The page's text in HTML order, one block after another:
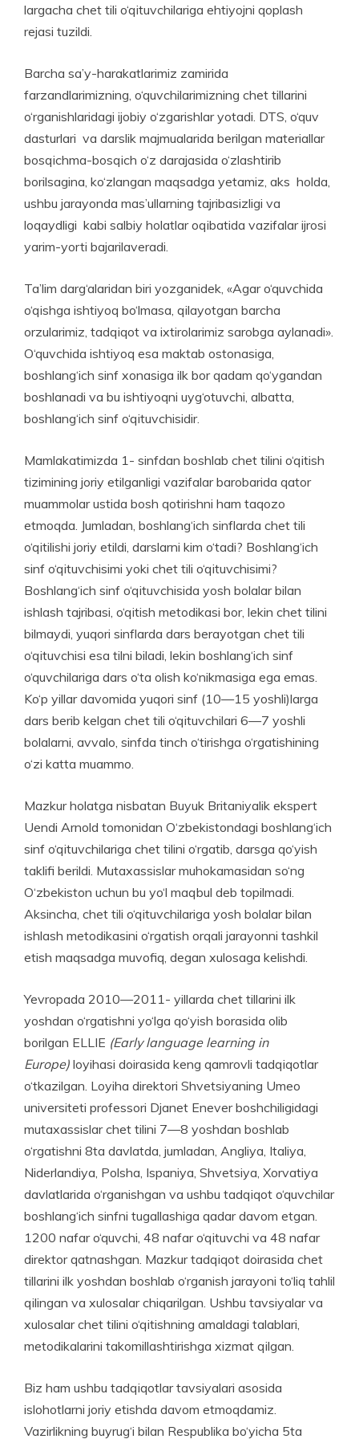
largacha chet tili o‘qituvchilariga ehtiyojni qoplash
rejasi tuzildi.
Barcha sa’y-harakatlarimiz zamirida
farzandlarimizning, o‘quv­chi­larimizning chet tillarini
o‘rganish­laridagi ijobiy o‘zgarishlar yotadi. DTS, o‘quv
dasturlari va darslik majmualarida berilgan materiallar
bosqichma-bosqich o‘z darajasida o‘zlashtirib
borilsagina, ko‘zlangan maqsadga yetamiz, aks holda,
ushbu jarayonda mas’ullarning tajribasizligi va
loqaydligi kabi salbiy holatlar oqibatida vazifalar ijrosi
yarim-yorti bajarilaveradi.
Ta’lim darg‘alaridan biri yozga­nidek, «Agar o‘quvchida
o‘qishga ishtiyoq bo‘lmasa, qilayotgan barcha
orzularimiz, tadqiqot va ixtirolarimiz sarobga aylanadi».
O‘quvchida ishtiyoq esa maktab ostonasiga,
boshlang‘ich sinf xonasiga ilk bor qadam qo‘ygandan
boshlanadi va bu ishtiyoqni uyg‘otuvchi, albatta,
boshlang‘ich sinf o‘qituvchisidir.
Mamlakatimizda 1- sinfdan boshlab chet tilini o‘qitish
tizimining joriy etilganligi vazifalar barobarida qator
muammolar ustida bosh qotirishni ham taqozo
etmoqda. Jumladan, boshlang‘ich sinflarda chet tili
o‘qitilishi joriy etildi, darslarni kim o‘tadi? Boshlang‘ich
sinf o‘qituvchisimi yoki chet tili o‘qituvchisimi?
Boshlang‘ich sinf o‘qituvchisida yosh bolalar bilan
ishlash tajribasi, o‘qitish metodikasi bor, lekin chet tilini
bilmaydi, yuqori sinflarda dars berayotgan chet tili
o‘qituvchisi esa tilni biladi, lekin boshlang‘ich sinf
o‘quvchilariga dars o‘ta olish ko‘nikmasiga ega emas.
Ko‘p yillar davomida yuqori sinf (10—15 yoshli)larga
dars berib kelgan chet tili o‘qituvchilari 6—7 yoshli
bolalarni, avvalo, sinfda tinch o‘tirishga o‘rgatishining
o‘zi katta muammo.
Mazkur holatga nisbatan Buyuk Britaniyalik ekspert
Uendi Arnold tomonidan O‘zbekistondagi boshlan­g‘ich
sinf o‘qituvchilariga chet tilini o‘rgatib, darsga qo‘yish
taklifi berildi. Mutaxassislar muhokamasi­dan so‘ng
O‘zbekiston uchun bu yo‘l maqbul deb topilmadi.
Aksincha, chet tili o‘qituvchilariga yosh bolalar bilan
ishlash metodikasini o‘rgatish orqali jarayonni tashkil
etish maqsadga muvofiq, degan xulosaga kelishdi.
Yevropada 2010—2011- yillarda chet tillarini ilk
yoshdan o‘rgatishni yo‘lga qo‘yish borasida olib
borilgan ELLIE (Early language learning in
Europe) loyihasi doirasida keng qamrovli tadqiqotlar
o‘tkazilgan. Loyiha direktori Shvetsiyaning Umeo
universiteti professori Djanet Enever boshchiligidagi
mutaxassislar chet tilini 7—8 yoshdan boshlab
o‘rgatishni 8ta davlatda, jumladan, Angliya, Italiya,
Niderlandiya, Polsha, Ispaniya, Shvetsiya, Xorvatiya
davlatlarida o‘rganishgan va ushbu tadqiqot o‘quvchilar
boshlang‘ich sinfni tugallashiga qadar davom etgan.
1200 nafar o‘quvchi, 48 nafar o‘qituvchi va 48 nafar
direktor qat­nash­gan. Mazkur tadqiqot doira­si­­da chet
tillarini ilk yoshdan boshlab o‘rganish jarayoni to‘liq tahlil
qilin­gan va xulosalar chiqarilgan. Ushbu tavsiyalar va
xulosalar chet tilini o‘qitishning amaldagi talablari,
metodika­larini takomillashtirishga xizmat qilgan.
Biz ham ushbu tadqiqotlar tavsiyalari asosida
islohotlarni joriy etishda davom etmoqdamiz.
Vazirlikning buyrug‘i bilan Respublika bo‘yicha 5ta